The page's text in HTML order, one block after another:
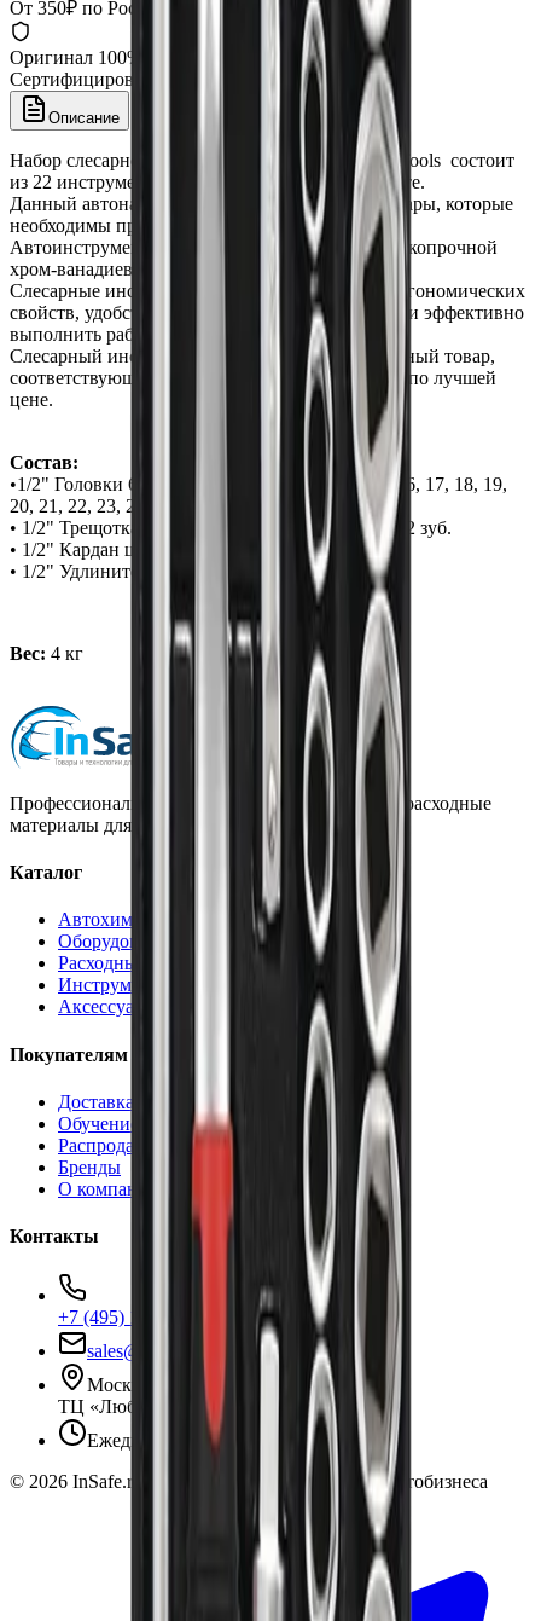
От 350₽ по России
Оригинал 100%
Сертифицированный товар
Описание
Набор слесарного инструмента T45425 AmPro Tools состоит
из 22 инструментов расположенных в ложементе.
Данный автонабор содержит головки и аксессуары, которые
необходимы при ремонте авто.
Автоинструменты AmPro изготовлены из высокопрочной
хром-ванадиевой стали.
Слесарные инструменты AmPro Tools за счет эргономических
свойств, удобства и прочности помогут быстро и эффективно
выполнить работу.
Слесарный инструмент AmPro Tools- качественный товар,
соответствующий уровню мировых стандартов по лучшей
цене.
Состав:
•1/2" Головки 6-гранные: 10, 11, 12, 13, 14, 15, 16, 17, 18, 19,
20, 21, 22, 23, 24, 27, 30, 32 мм
• 1/2" Трещотка изогнутая с быстрым сбросом 72 зуб.
• 1/2" Кардан шарнирный
• 1/2" Удлинители: 125, 250 мм
Вес: 4 кг
Профессиональная автохимия, оборудование и расходные
материалы для детейлинга.
Каталог
Автохимия
Оборудование
Расходные материалы
Инструменты
Аксессуары
Покупателям
Доставка и оплата
Обучение
Распродажа
Бренды
О компании
Контакты
+7 (495) 135-35-99
sales@insafe.ru
Москва, Люблинская ул., 153.
ТЦ «Люблю Молл», -1 уровень
Ежедневно 10:00 — 19:00
© 2026 InSafe.ru — Товары и технологии для автобизнеса